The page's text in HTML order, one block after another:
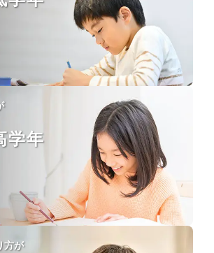
学年
方が